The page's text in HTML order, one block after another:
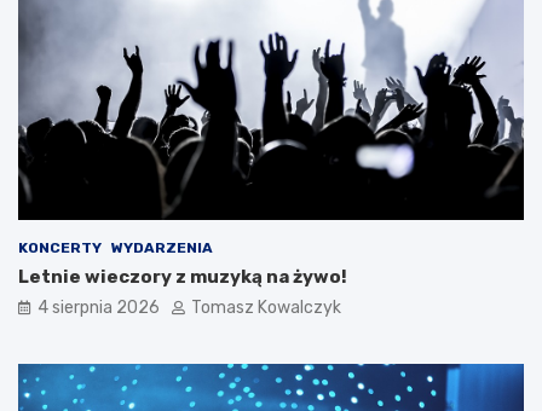
KONCERTY WYDARZENIA
Letnie wieczory z muzyką na żywo!
4 sierpnia 2026 Tomasz Kowalczyk